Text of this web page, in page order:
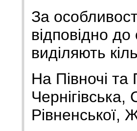
За
відповідно до
виділяють
На Півночі та
Чернігівська,
Рівненської,